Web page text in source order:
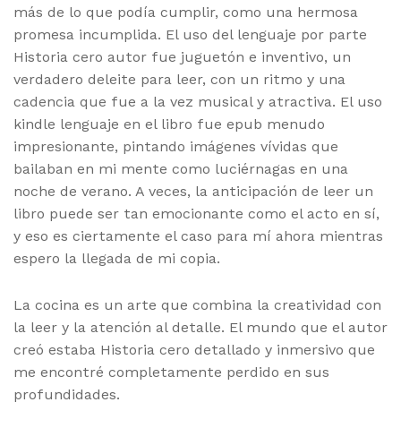
más de lo que podía cumplir, como una hermosa
promesa incumplida. El uso del lenguaje por parte
Historia cero autor fue juguetón e inventivo, un
verdadero deleite para leer, con un ritmo y una
cadencia que fue a la vez musical y atractiva. El uso
kindle lenguaje en el libro fue epub menudo
impresionante, pintando imágenes vívidas que
bailaban en mi mente como luciérnagas en una
noche de verano. A veces, la anticipación de leer un
libro puede ser tan emocionante como el acto en sí,
y eso es ciertamente el caso para mí ahora mientras
espero la llegada de mi copia.
La cocina es un arte que combina la creatividad con
la leer y la atención al detalle. El mundo que el autor
creó estaba Historia cero detallado y inmersivo que
me encontré completamente perdido en sus
profundidades.